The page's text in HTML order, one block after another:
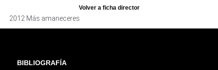
Volver a ficha director
2012 Más amaneceres
BIBLIOGRAFÍA